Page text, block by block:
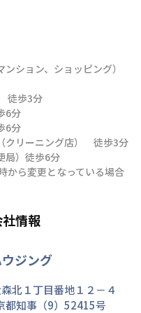
ション、ショッピング）
徒歩3分
6分
6分
クリーニング店）　徒歩3分
局）徒歩6分
情報
ジング
北１丁目番地１２－４
都知事（9）52415号